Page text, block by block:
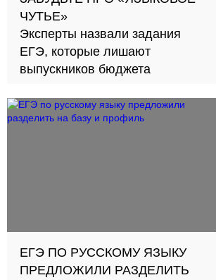
ЧУТЬЕ»
Эксперты назвали задания
ЕГЭ, которые лишают
выпускников бюджета
ЕГЭ ПО РУССКОМУ ЯЗЫКУ
ПРЕДЛОЖИЛИ РАЗДЕЛИТЬ